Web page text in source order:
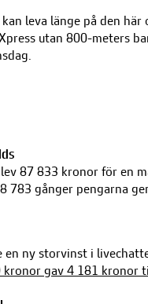
leva länge på den
utan 800-meters
87 833 kronor för en
783 gånger pengarna
en ny storvinst i
kronor gav 4 181 kronor